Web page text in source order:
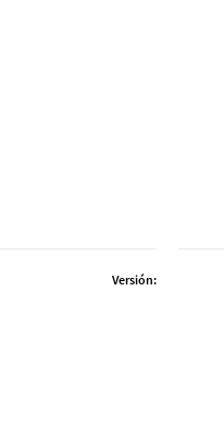
Versión: